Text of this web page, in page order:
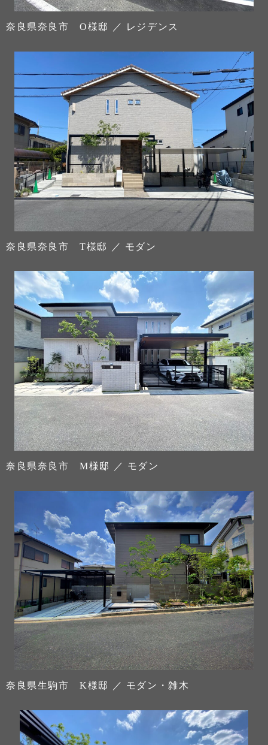
奈良県奈良市 O様邸 ／ レジデンス
奈良県奈良市 T様邸 ／ モダン
奈良県奈良市 M様邸 ／ モダン
奈良県生駒市 K様邸 ／ モダン・雑木